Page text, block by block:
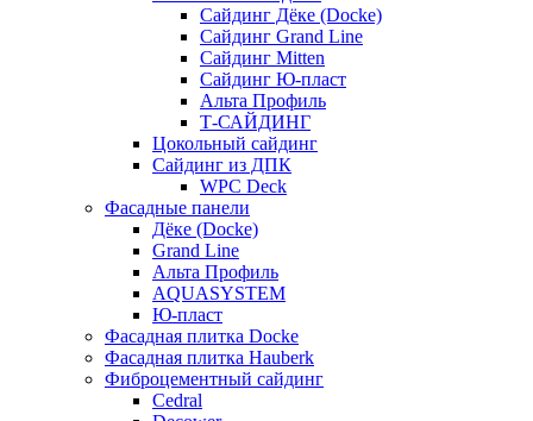
Сайдинг Дёке (Docke)
Сайдинг Grand Line
Сайдинг Mitten
Сайдинг Ю-пласт
Альта Профиль
Т-САЙДИНГ
Цокольный сайдинг
Сайдинг из ДПК
WPC Deck
Фасадные панели
Дёке (Docke)
Grand Line
Альта Профиль
AQUASYSTEM
Ю-пласт
Фасадная плитка Docke
Фасадная плитка Hauberk
Фиброцементный сайдинг
Cedral